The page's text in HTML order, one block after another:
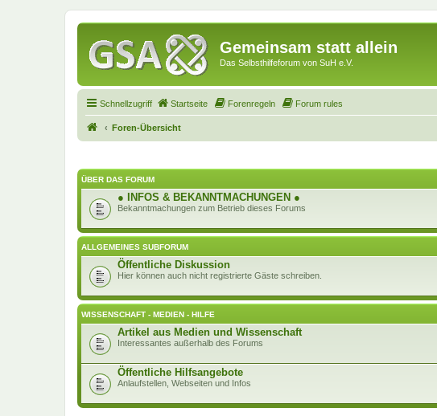
Gemeinsam statt allein
Das Selbsthilfeforum von SuH e.V.
Schnellzugriff Startseite Forenregeln Forum rules
Foren-Übersicht
ÜBER DAS FORUM
● INFOS & BEKANNTMACHUNGEN ●
Bekanntmachungen zum Betrieb dieses Forums
ALLGEMEINES SUBFORUM
Öffentliche Diskussion
Hier können auch nicht registrierte Gäste schreiben.
WISSENSCHAFT - MEDIEN - HILFE
Artikel aus Medien und Wissenschaft
Interessantes außerhalb des Forums
Öffentliche Hilfsangebote
Anlaufstellen, Webseiten und Infos